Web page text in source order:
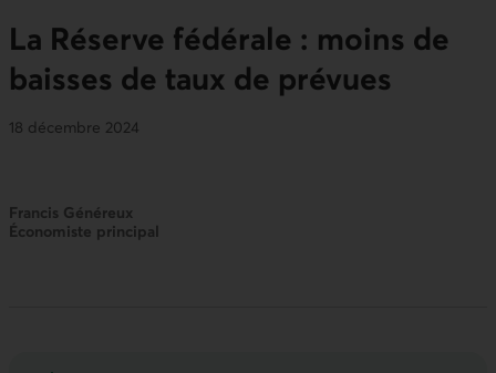
La Réserve fédérale : moins de
baisses de taux de prévues
18 décembre 2024
Francis Généreux
Économiste principal